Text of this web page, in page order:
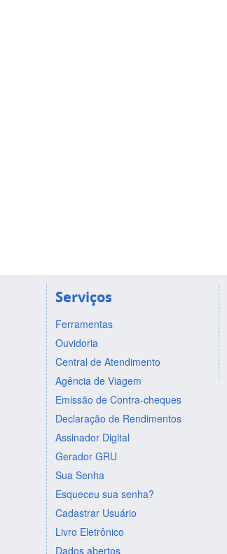
Serviços
Ferramentas
Ouvidoria
Central de Atendimento
Agência de Viagem
Emissão de Contra-cheques
Declaração de Rendimentos
Assinador Digital
Gerador GRU
Sua Senha
Esqueceu sua senha?
Cadastrar Usuário
Livro Eletrônico
Dados abertos